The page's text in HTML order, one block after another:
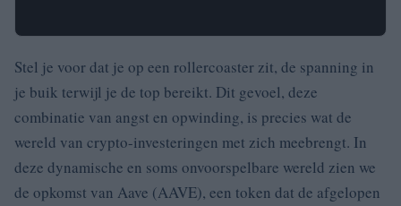
Stel je voor dat je op een rollercoaster zit, de spanning in
je buik terwijl je de top bereikt. Dit gevoel, deze
combinatie van angst en opwinding, is precies wat de
wereld van crypto-investeringen met zich meebrengt. In
deze dynamische en soms onvoorspelbare wereld zien we
de opkomst van Aave (AAVE), een token dat de afgelopen